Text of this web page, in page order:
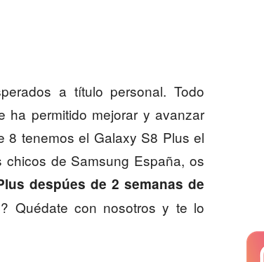
a título personal. Todo
ha permitido mejorar y avanzar
tenemos el Galaxy S8 Plus el
de Samsung España, os
despúes de 2 semanas de
Quédate con nosotros y te lo